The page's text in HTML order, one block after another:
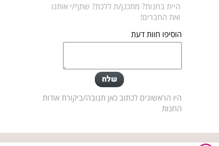
היית בחנות? מתכנן/ת ללכת? שתף/י אותנו
ואת החברים!
הוסיפו חוות דעת
היו הראשונים לכתוב כאן תגובה/ביקורת אודות
החנות